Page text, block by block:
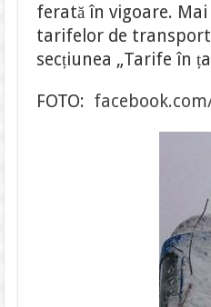
ferată în vigoare.
tarifelor de
secțiunea „Tarife în
FOTO: